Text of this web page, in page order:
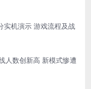
实机演示 游戏流程及战
人数创新高 新模式惨遭